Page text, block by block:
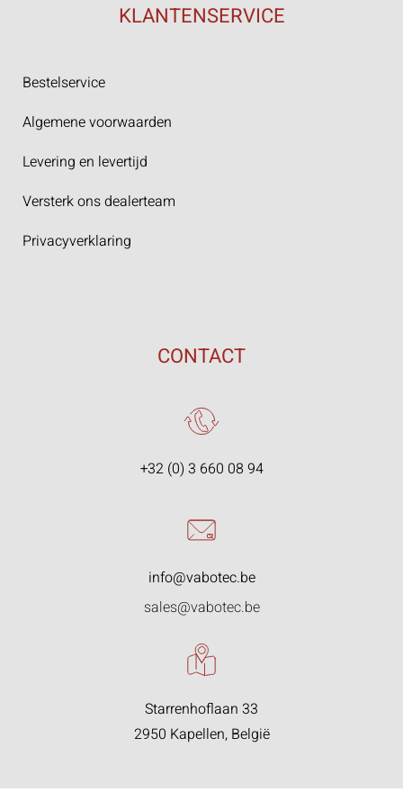
KLANTENSERVICE
Bestelservice
Algemene voorwaarden
Levering en levertijd
Versterk ons dealerteam
Privacyverklaring
CONTACT
+32 (0) 3 660 08 94
info@vabotec.be
sales@vabotec.be
Starrenhoflaan 33
2950 Kapellen, België